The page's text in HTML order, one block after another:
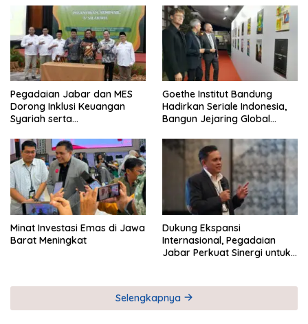
Pegadaian Jabar dan MES
Dorong Inklusi Keuangan
Syariah serta
Goethe Institut Bandung
Hadirkan Seriale Indonesia,
Bangun Jejaring Global
Minat Investasi Emas di Jawa
Barat Meningkat
Dukung Ekspansi
Internasional, Pegadaian
Jabar Perkuat Sinergi untuk
Selengkapnya